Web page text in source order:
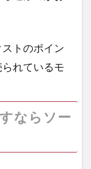
トのポイン
れているモ
ならソー